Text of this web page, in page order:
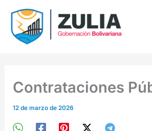
contenido
contenido
Contrataciones
12 de marzo de 2026